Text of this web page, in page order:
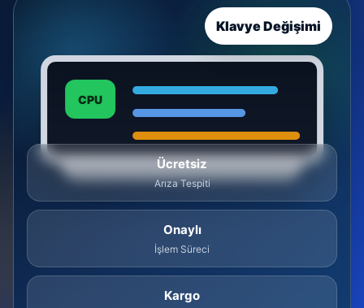
CPU
Klavye Değişimi
Ücretsiz
Arıza Tespiti
Onaylı
İşlem Süreci
Kargo